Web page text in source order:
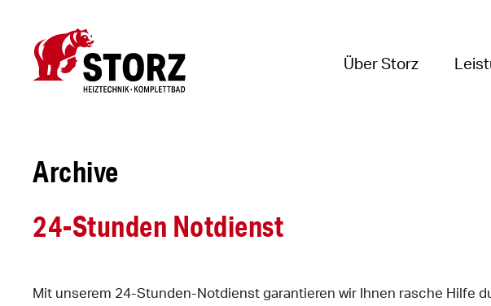
content
Über Storz
Archive
24-Stunden Notdienst
Mit unserem 24-Stunden-Notdienst garantieren wir Ihnen rasche Hilfe